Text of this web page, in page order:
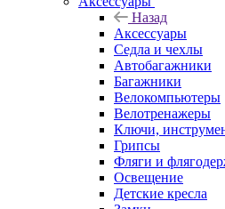
Назад
Аксессуары
Седла и чехлы
Автобагажники
Багажники
Велокомпьютеры
Велотренажеры
Ключи,
Грипсы
Фляги и
Освещение
Детские кресла